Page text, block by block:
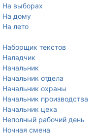
На выборах
На дому
На лето
Наборщик текстов
Наладчик
Начальник
Начальник отдела
Начальник охраны
Начальник производства
Начальник цеха
Неполный рабочий день
Ночная смена